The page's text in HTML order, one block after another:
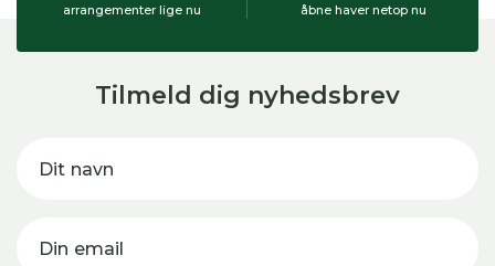
arrangementer lige nu åbne haver netop nu
Tilmeld dig nyhedsbrev
Dit navn
Din email